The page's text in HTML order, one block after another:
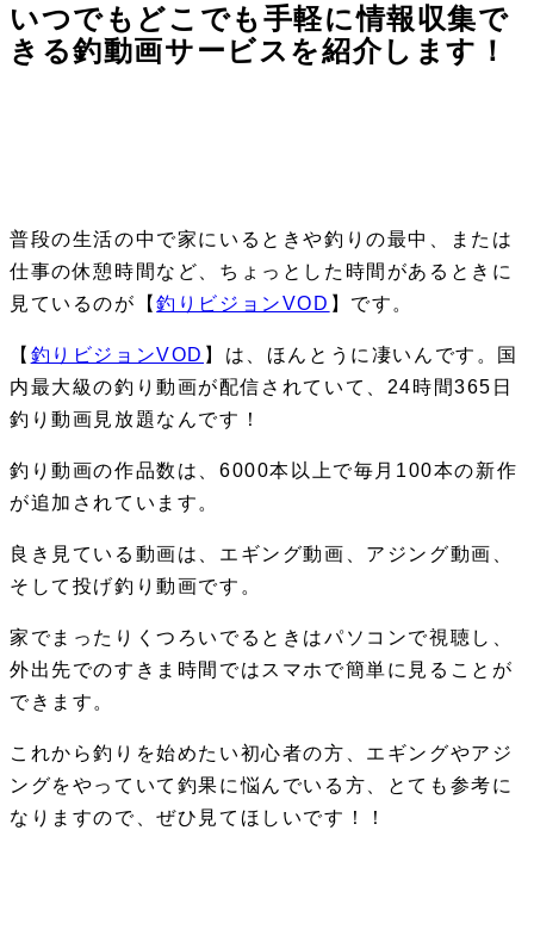
いつでもどこでも手軽に情報収集で
きる釣動画サービスを紹介します！
普段の生活の中で家にいるときや釣りの最中、または
仕事の休憩時間など、ちょっとした時間があるときに
見ているのが【釣りビジョンVOD 】です。
【 釣りビジョンVOD 】は、ほんとうに凄いんです。国
内最大級の釣り動画が配信されていて、24時間365日
釣り動画見放題なんです！
釣り動画の作品数は、6000本以上で毎月100本の新作
が追加されています。
良き見ている動画は、エギング動画、アジング動画、
そして投げ釣り動画です。
家でまったりくつろいでるときはパソコンで視聴し、
外出先でのすきま時間ではスマホで簡単に見ることが
できます。
これから釣りを始めたい初心者の方、エギングやアジ
ングをやっていて釣果に悩んでいる方、とても参考に
なりますので、ぜひ見てほしいです！！